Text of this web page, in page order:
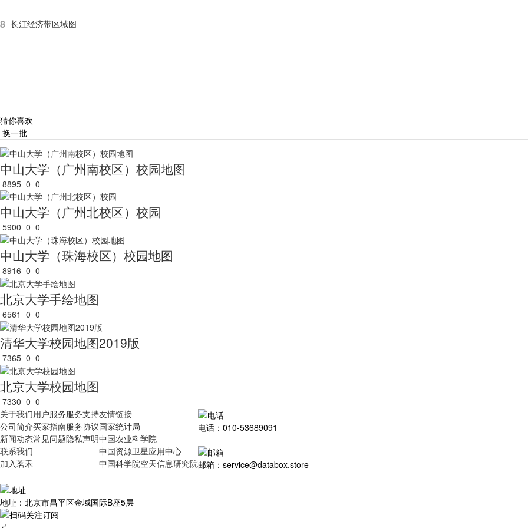
8 长江经济带区域图
猜你喜欢
换一批
中山大学（广州南校区）校园地图
8895 0 0
中山大学（广州北校区）校园
5900 0 0
中山大学（珠海校区）校园地图
8916 0 0
北京大学手绘地图
6561 0 0
清华大学校园地图2019版
7365 0 0
北京大学校园地图
7330 0 0
关于我们
公司简介
新闻动态
联系我们
加入茗禾
用户服务
买家指南
常见问题
服务支持
服务协议
隐私声明
友情链接
国家统计局
中国农业科学院
中国资源卫星应用中心
中国科学院空天信息研究院
电话：010-53689091
邮箱：service@databox.store
地址：北京市昌平区金域国际B座5层